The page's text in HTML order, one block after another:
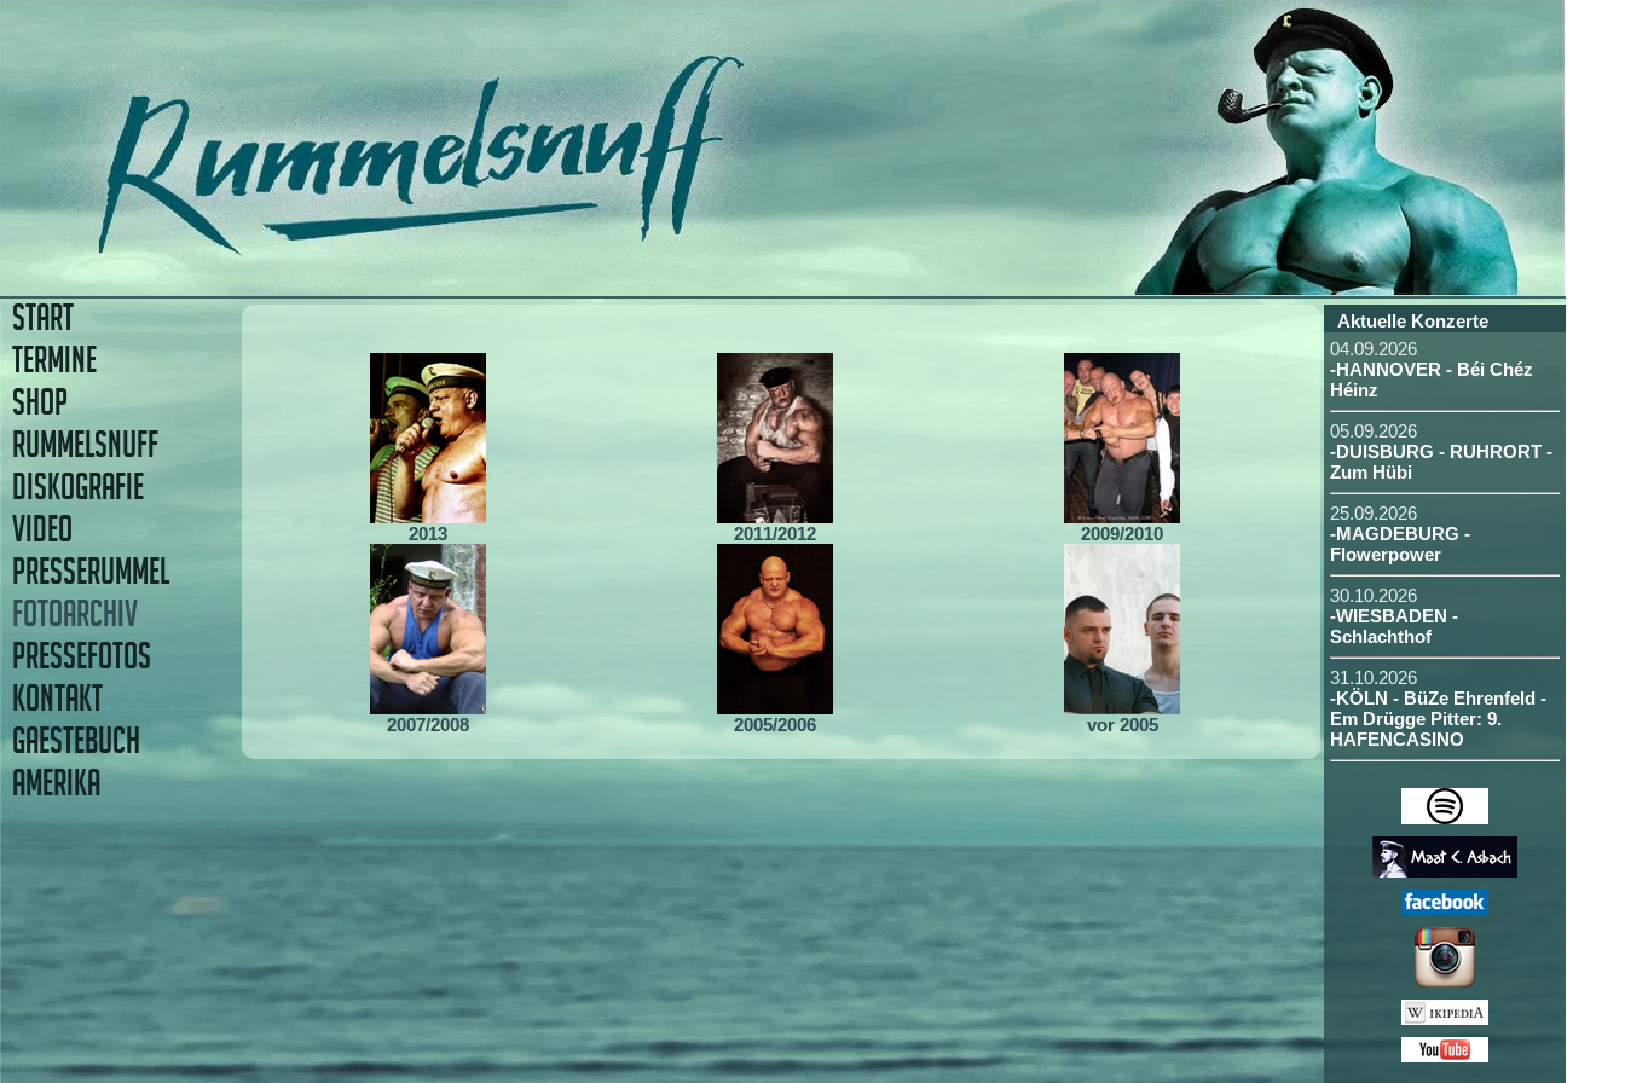
2013 2011/2012 2009/2010
2007/2008 2005/2006 vor 2005
START
TERMINE
SHOP
RUMMELSNUFF
DISKOGRAFIE
VIDEO
PRESSERUMMEL
FOTOARCHIV
PRESSEFOTOS
KONTAKT
GAESTEBUCH
AMERIKA
Aktuelle Konzerte
04.09.2026
-HANNOVER - Béi Chéz
Héinz
05.09.2026
-DUISBURG - RUHRORT -
Zum Hübi
25.09.2026
-MAGDEBURG -
Flowerpower
30.10.2026
-WIESBADEN -
Schlachthof
31.10.2026
-KÖLN - BüZe Ehrenfeld -
Em Drügge Pitter: 9.
HAFENCASINO